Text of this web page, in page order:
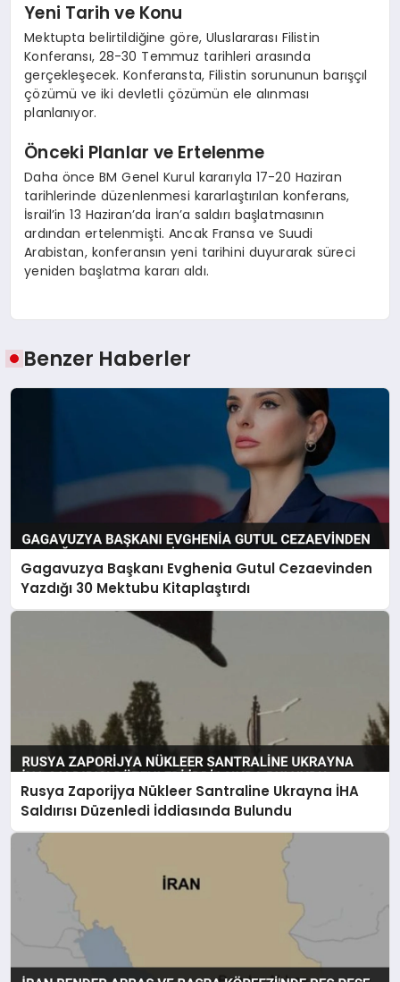
Yeni Tarih ve Konu
Mektupta belirtildiğine göre, Uluslararası Filistin
Konferansı, 28-30 Temmuz tarihleri arasında
gerçekleşecek. Konferansta, Filistin sorununun barışçıl
çözümü ve iki devletli çözümün ele alınması
planlanıyor.
Önceki Planlar ve Ertelenme
Daha önce BM Genel Kurul kararıyla 17-20 Haziran
tarihlerinde düzenlenmesi kararlaştırılan konferans,
İsrail’in 13 Haziran’da İran’a saldırı başlatmasının
ardından ertelenmişti. Ancak Fransa ve Suudi
Arabistan, konferansın yeni tarihini duyurarak süreci
yeniden başlatma kararı aldı.
Benzer Haberler
Gagavuzya Başkanı Evghenia Gutul Cezaevinden
Yazdığı 30 Mektubu Kitaplaştırdı
Rusya Zaporijya Nükleer Santraline Ukrayna İHA
Saldırısı Düzenledi İddiasında Bulundu